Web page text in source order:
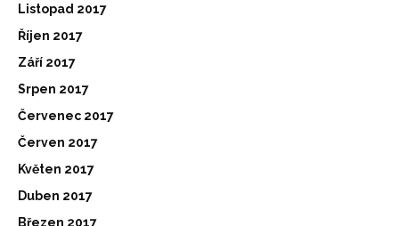
Listopad 2017
Říjen 2017
Září 2017
Srpen 2017
Červenec 2017
Červen 2017
Květen 2017
Duben 2017
Březen 2017